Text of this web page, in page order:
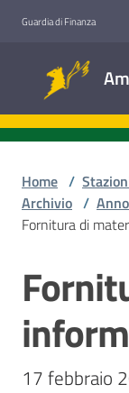
Guardia di Finanza
Stazioni
appaltanti
Home /
Archivio /
Fornitura di
Salta al contenuto
17 febbraio